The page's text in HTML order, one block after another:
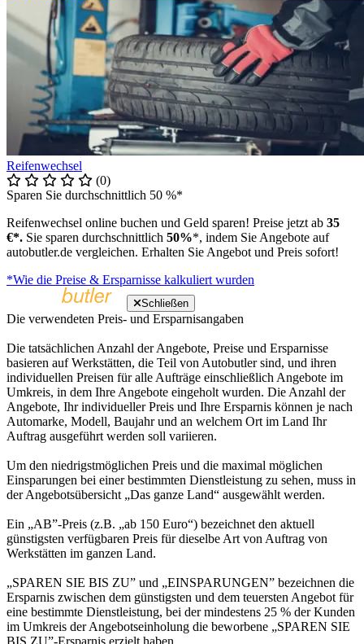
Reifenwechsel
(0)
Sparen Sie durchschnittlich 50 %*
Reifenwechsel online buchen und Geld sparen! Preise jetzt ab 35
€*. Sie sparen durchschnittlich 50%*, indem Sie Angebote auf
autobutler.de vergleichen. Erhalten Sie Angebot und Preis sofort!
*Wie die Preise & Ersparnisse kalkuliert wurden
Schließen
Die verwendeten Preis- und Ersparnisangaben
Die tatsächlichen Anzahl der Angebote, Preise und Ersparnisse
basieren auf Werkstätten, die Teil von Autobutler sind, und ihren
individuellen Preisen für alle Aufträge einschließlich Angebote im
Umkreis, in dem Ihre Angebote eingeholt wurden. Die Anzahl der
Angebote, Ihr individueller Preis und Ihre Ersparnis können je nach
Automarke, Modell, Baujahr und an welchem Ort im Land Ihr
Auftrag ausgeführt werden soll variieren.
Um den niedrigstmöglichen Preis und die maximal möglichen
Einsparungen bei einer bestimmten Dienstleistung zu sehen, muss in
der Angebotsübersicht „Das ganze Land“ ausgewählt werden.
Ein „AB”-Preis (z.B. „ab 150 Euro“) bezeichnet den aktuell
günstigsten verfügbaren Preis für dieselbe Art von Auftrag von
Werkstätten im ganzen Land.
„SPAREN SIE BIS ZU” und „EINSPARUNGEN” bezeichnen die
Ersparnis zwischen dem günstigsten und dem teuersten Angebot für
eine bestimmte Dienstleistung, bei der mindestens 25 % der Kunden
im Umkreis der Angebotseinholung die beworbene „SPAREN SIE
BIS ZU”-Ersparnis erzielt haben.